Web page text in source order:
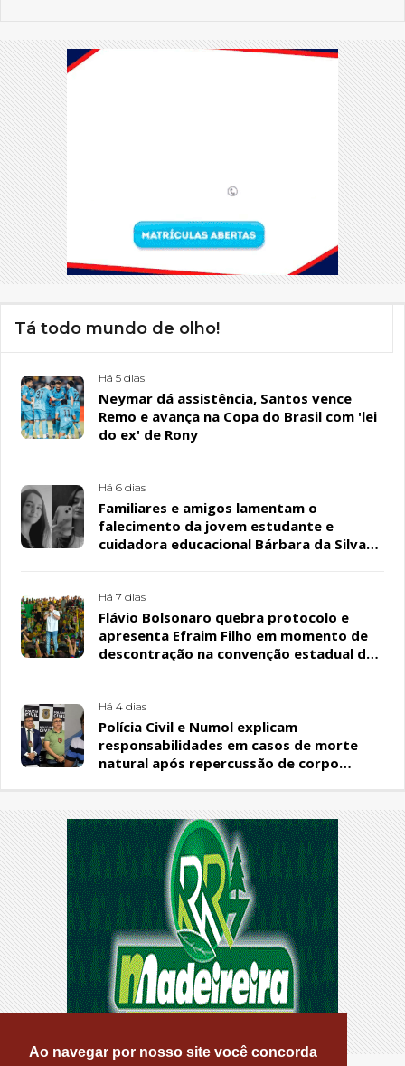
Ao navegar por nosso site você concorda
Tá todo mundo de olho!
Há 5 dias
Neymar dá assistência, Santos vence
Remo e avança na Copa do Brasil com 'lei
do ex' de Rony
Há 6 dias
Familiares e amigos lamentam o
falecimento da jovem estudante e
cuidadora educacional Bárbara da Silva
Há 7 dias
Flávio Bolsonaro quebra protocolo e
apresenta Efraim Filho em momento de
descontração na convenção estadual do
Há 4 dias
Polícia Civil e Numol explicam
responsabilidades em casos de morte
natural após repercussão de corpo